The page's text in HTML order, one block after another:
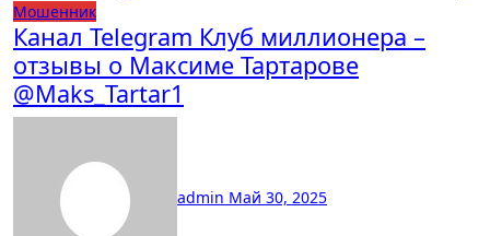
Мошенник
Канал Telegram Клуб миллионера –
отзывы о Максиме Тартарове
@Maks_Tartar1
admin Май 30, 2025